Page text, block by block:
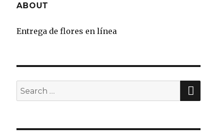
ABOUT
Entrega de flores en línea
Search
for: